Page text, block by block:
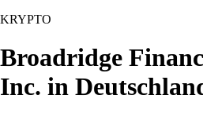
KRYPTO
Broadridge
Inc. in